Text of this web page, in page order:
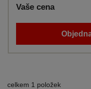
Vaše cena
celkem 1 položek